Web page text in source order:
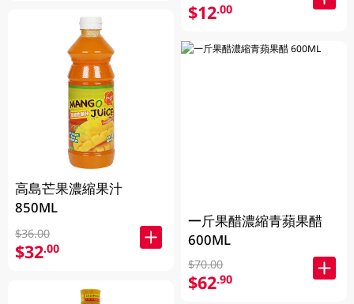
高島芒果濃縮果汁
850ML
$36.00
$32.00
$12.00
一斤果醋濃縮青蘋果醋
600ML
$70.00
$62.90